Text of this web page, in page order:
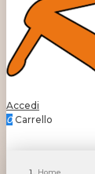
Accedi
0 Carrello